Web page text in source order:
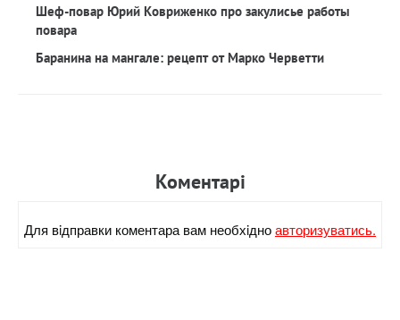
Шеф-повар Юрий Ковриженко про закулисье работы
повара
Баранина на мангале: рецепт от Марко Черветти
Коментарi
Для вiдправки коментара вам необхiдноавторизуватись.